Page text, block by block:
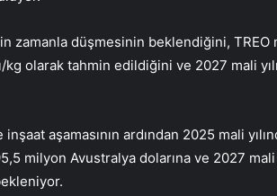
zamanla düşmesinin beklendiğini, TREO
kg olarak tahmin edildiğini ve 2027 mali
aşamasının ardından 2025 mali
milyon Avustralya dolarına ve 2027 mali